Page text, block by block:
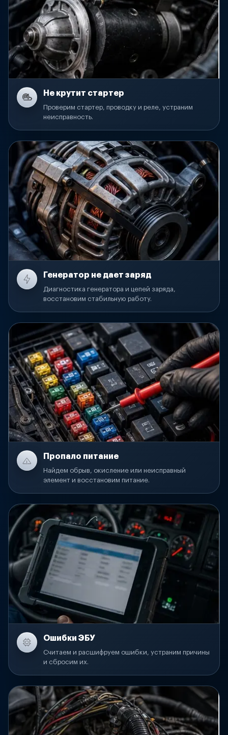
Не крутит стартер
Проверим стартер, проводку и реле, устраним
неисправность.
Генератор не дает заряд
Диагностика генератора и цепей заряда,
восстановим стабильную работу.
Пропало питание
Найдем обрыв, окисление или неисправный
элемент и восстановим питание.
Ошибки ЭБУ
Считаем и расшифруем ошибки, устраним причины
и сбросим их.